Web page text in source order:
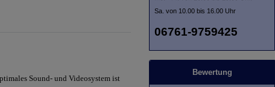
Sound- und Videosystem ist
Sa. von 10.00 bis 16.00 Uhr
06761-9759425
Bewertung